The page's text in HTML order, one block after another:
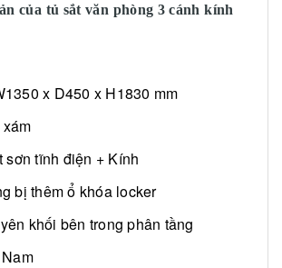
của tủ sắt văn phòng 3 cánh kính
x D450 x H1830 mm
sơn tĩnh điện + Kính
bị thêm ổ khóa locker
khối bên trong phân tầng